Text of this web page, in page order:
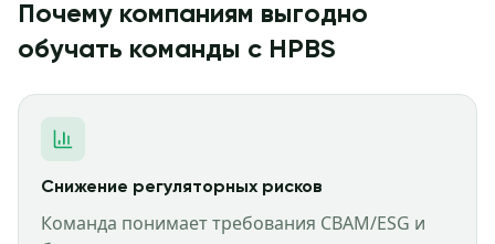
Почему компаниям выгодно
обучать команды с HPBS
Снижение регуляторных рисков
Команда понимает требования CBAM/ESG и